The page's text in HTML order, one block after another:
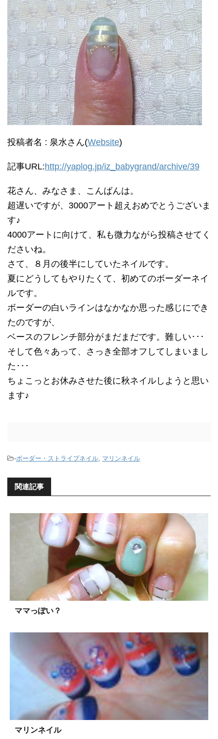
投稿者名 : 泉水さん(Website)
記事URL:http://yaplog.jp/iz_babygrand/archive/39
花さん、みなさま、こんばんは。
超遅いですが、3000アート超えおめでとうございま
す♪
4000アートに向けて、私も微力ながら投稿させてく
ださいね。
さて、８月の後半にしていたネイルです。
夏にどうしてもやりたくて、初めてのボーダーネイ
ルです。
ボーダーの白いラインはなかなか思った感じにでき
たのですが、
ベースのフレンチ部分がまだまだです。難しい･･･
そして色々あって、さっき全部オフしてしまいまし
た･･･
ちょこっとお休みさせた後に秋ネイルしようと思い
ます♪
-ボーダー・ストライプネイル, マリンネイル
関連記事
ママっぽい？
マリンネイル